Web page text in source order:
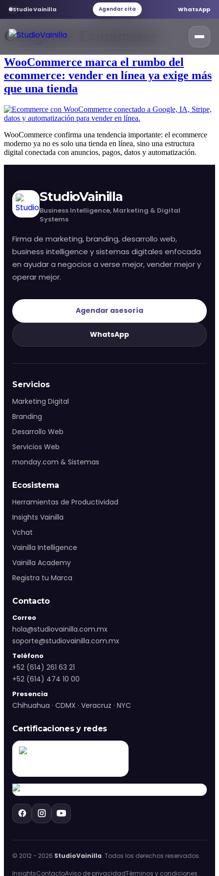
StudioVainilla
StudioVainilla Agendar cita WhatsApp
Inicio
Desarrollo web
Servicios web
Branding
monday.com & Sistemas
Vchat
Vainilla Academy
Radar · Blog
Radar · Insights
Soporte:WhatsApp Soporte
Chihuahua:+52 (614) 474 10 00
CDMX:+52 55 4209 4356
Vacantes
Soporte
Categoría:
WooCommerce marca el rumbo del
ecommerce: vender en línea ya exige más
que una tienda
WooCommerce confirma una tendencia importante: el ecommerce
moderno ya no es solo una tienda en línea, sino una estructura
digital conectada con anuncios, pagos, datos y automatización.
StudioVainilla
Business Intelligence, Marketing & Digital
Systems
Firma de marketing, branding, desarrollo web,
business intelligence y sistemas digitales enfocada
en ayudar a negocios a verse mejor, vender mejor y
operar mejor.
Agendar asesoría
WhatsApp
Servicios
Marketing Digital
Branding
Desarrollo Web
Servicios Web
monday.com & Sistemas
Ecosistema
Herramientas de Productividad
Insights Vainilla
Vchat
Vainilla Intelligence
Vainilla Academy
Registra tu Marca
Contacto
Correo
hola@studiovainilla.com.mx
soporte@studiovainilla.com.mx
Teléfono
+52 (614) 261 63 21
+52 (614) 474 10 00
Presencia
Chihuahua · CDMX · Veracruz · NYC
Certificaciones y redes
© 2012 - 2026 StudioVainilla. Todos los derechos reservados.
InsightsContactoAviso de privacidadTérminos y condiciones